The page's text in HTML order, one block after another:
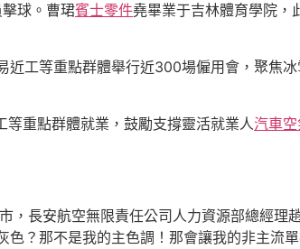
球。曹珺賓士零件堯畢業于吉林體育學院，
工等重點群體舉行近300場僱用會，聚焦
重點群體就業，鼓勵支撐靈活就業人汽車
，長安航空無限責任公司人力資源部總經理
色？那不是我的主色調！那會讓我的非主流